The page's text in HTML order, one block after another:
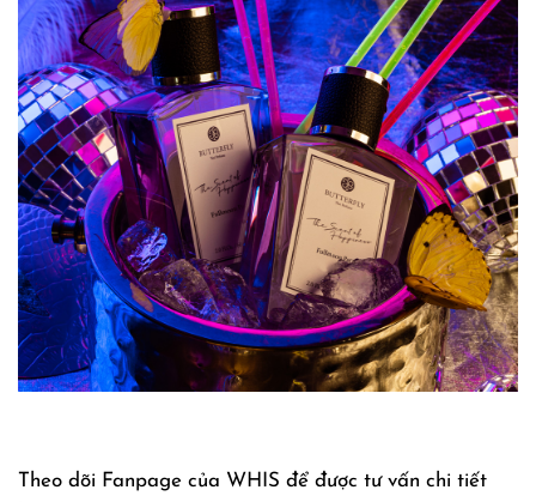
Theo dõi Fanpage của WHIS để được tư vấn chi tiết